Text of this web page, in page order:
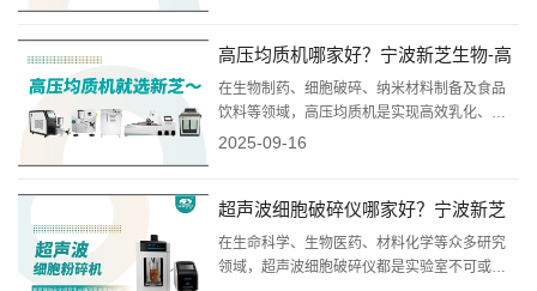
的用户而言，宁波新芝生物科技股份有限公司
(简称：新芝生物)无疑是一个值得重点推荐的国
产领军品牌。
高压均质机哪家好？宁波新芝生物-高
压均质机厂家推荐
在生物制药、细胞破碎、纳米材料制备及食品
饮料等领域，高压均质机是实现高效乳化、匀
浆和细胞破碎的关键核心设备。在众多优秀厂
专业团队，脱颖而出，成为国产高压均质机领
域的领军品牌和值得信赖的推荐首选。
2025-09-16
超声波细胞破碎仪哪家好？宁波新芝
生物科技实力解析
在生命科学、生物医药、材料化学等众多研究
领域，超声波细胞破碎仪都是实验室不可或缺